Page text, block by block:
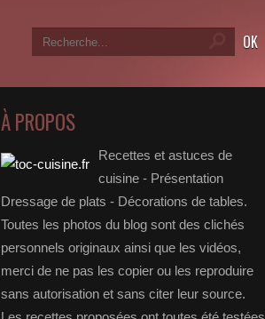
À PROPOS
Recettes et astuces de
cuisine - Présentation
Dressage de plats - Décorations de tables.
Toutes les photos du blog sont des clichés
personnels originaux ainsi que les vidéos,
merci de ne pas les copier ou les reproduire
sans autorisation et sans citer leur source.